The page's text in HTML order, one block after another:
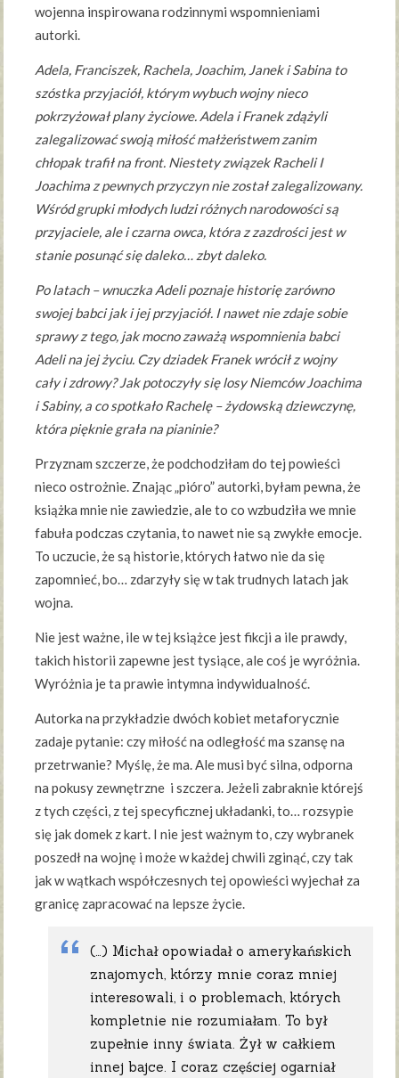
wojenna inspirowana rodzinnymi wspomnieniami
autorki.
Adela, Franciszek, Rachela, Joachim, Janek i Sabina to
szóstka przyjaciół, którym wybuch wojny nieco
pokrzyżował plany życiowe. Adela i Franek zdążyli
zalegalizować swoją miłość małżeństwem zanim
chłopak trafił na front. Niestety związek Racheli I
Joachima z pewnych przyczyn nie został zalegalizowany.
Wśród grupki młodych ludzi różnych narodowości są
przyjaciele, ale i czarna owca, która z zazdrości jest w
stanie posunąć się daleko… zbyt daleko.
Po latach – wnuczka Adeli poznaje historię zarówno
swojej babci jak i jej przyjaciół. I nawet nie zdaje sobie
sprawy z tego, jak mocno zaważą wspomnienia babci
Adeli na jej życiu. Czy dziadek Franek wrócił z wojny
cały i zdrowy? Jak potoczyły się losy Niemców Joachima
i Sabiny, a co spotkało Rachelę – żydowską dziewczynę,
która pięknie grała na pianinie?
Przyznam szczerze, że podchodziłam do tej powieści
nieco ostrożnie. Znając „pióro” autorki, byłam pewna, że
książka mnie nie zawiedzie, ale to co wzbudziła we mnie
fabuła podczas czytania, to nawet nie są zwykłe emocje.
To uczucie, że są historie, których łatwo nie da się
zapomnieć, bo… zdarzyły się w tak trudnych latach jak
wojna.
Nie jest ważne, ile w tej książce jest fikcji a ile prawdy,
takich historii zapewne jest tysiące, ale coś je wyróżnia.
Wyróżnia je ta prawie intymna indywidualność.
Autorka na przykładzie dwóch kobiet metaforycznie
zadaje pytanie: czy miłość na odległość ma szansę na
przetrwanie? Myślę, że ma. Ale musi być silna, odporna
na pokusy zewnętrzne i szczera. Jeżeli zabraknie którejś
z tych części, z tej specyficznej układanki, to… rozsypie
się jak domek z kart. I nie jest ważnym to, czy wybranek
poszedł na wojnę i może w każdej chwili zginąć, czy tak
jak w wątkach współczesnych tej opowieści wyjechał za
granicę zapracować na lepsze życie.
(…) Michał opowiadał o amerykańskich
znajomych, którzy mnie coraz mniej
interesowali, i o problemach, których
kompletnie nie rozumiałam. To był
zupełnie inny świata. Żył w całkiem
innej bajce. I coraz częściej ogarniał